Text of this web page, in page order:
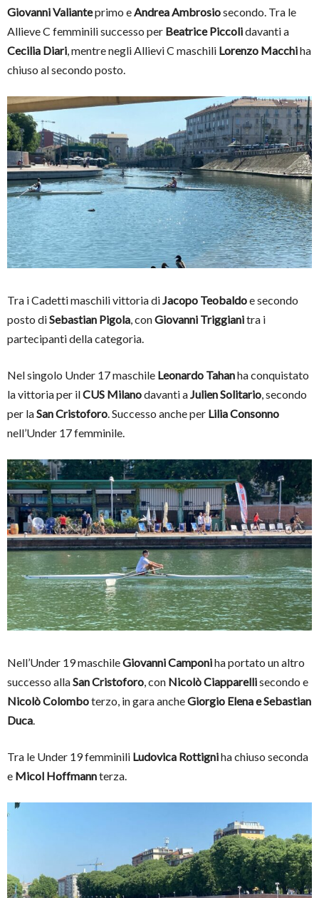
Giovanni Valianteprimo eAndrea Ambrosiosecondo. Tra le
Allieve C femminili successo per Beatrice Piccolidavanti a
Cecilia Diari, mentre negli Allievi C maschili Lorenzo Macchiha
chiuso al secondo posto.
Tra i Cadetti maschili vittoria di Jacopo Teobaldoe secondo
posto diSebastian Pigola , conGiovanni Triggianitra i
partecipanti della categoria.
Nel singolo Under 17 maschile Leonardo Tahanha conquistato
la vittoria per ilCUS Milanodavanti a Julien Solitario , secondo
per laSan Cristoforo . Successo anche per Lilia Consonno
nell’Under 17 femminile.
Nell’Under 19 maschileGiovanni Camponiha portato un altro
successo allaSan Cristoforo, con Nicolò Ciapparellisecondo e
Nicolò Colomboterzo, in gara ancheGiorgio Elena e Sebastian
Duca.
Tra le Under 19 femminili Ludovica Rottigniha chiuso seconda
e Micol Hoffmannterza.